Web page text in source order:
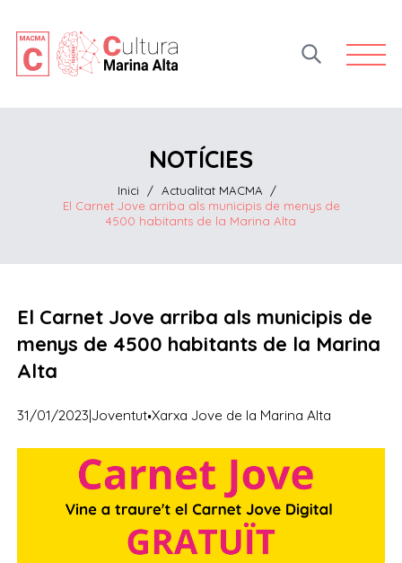
Open
NOTÍCIES
Inici / Actualitat MACMA
/
El Carnet Jove arriba als municipis de menys de
4500 habitants de la Marina Alta
El Carnet Jove arriba als municipis de
menys de 4500 habitants de la Marina
Alta
31/01/2023|Joventut·Xarxa Jove de la Marina Alta